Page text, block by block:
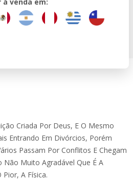
Criada Por Deus, E O Mesmo
Entrando Em Divórcios, Porém
Passam Por Conflitos E Chegam
Muito Agradável Que É A
A Física.